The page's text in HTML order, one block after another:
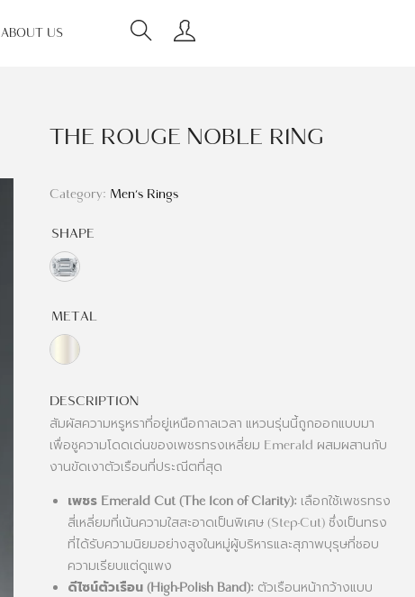
ABOUT US
THE ROUGE NOBLE RING
Category: Men's Rings
SHAPE
METAL
DESCRIPTION
สัมผัสความหรูหราที่อยู่เหนือกาลเวลา แหวนรุ่นนี้ถูกออกแบบมา
เพื่อชูความโดดเด่นของเพชรทรงเหลี่ยม Emerald ผสมผสานกับ
งานขัดเงาตัวเรือนที่ประณีตที่สุด
เพชร Emerald Cut (The Icon of Clarity): เลือกใช้เพชรทรง
สี่เหลี่ยมที่เน้นความใสสะอาดเป็นพิเศษ (Step-Cut) ซึ่งเป็นทรง
ที่ได้รับความนิยมอย่างสูงในหมู่ผู้บริหารและสุภาพบุรุษที่ชอบ
ความเรียบแต่ดูแพง
ดีไซน์ตัวเรือน (High-Polish Band): ตัวเรือนหน้ากว้างแบบ